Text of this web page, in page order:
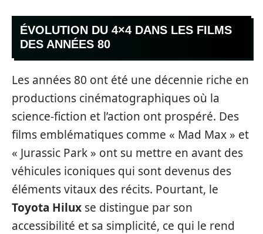
ÉVOLUTION DU 4×4 DANS LES FILMS
DES ANNÉES 80
Les années 80 ont été une décennie riche en
productions cinématographiques où la
science-fiction et l’action ont prospéré. Des
films emblématiques comme « Mad Max » et
« Jurassic Park » ont su mettre en avant des
véhicules iconiques qui sont devenus des
éléments vitaux des récits. Pourtant, le
Toyota Hilux se distingue par son
accessibilité et sa simplicité, ce qui le rend